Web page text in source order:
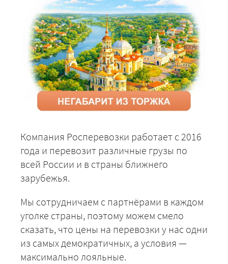
Компания Росперевозки работает с 2016
года и перевозит различные грузы по
всей России и в страны ближнего
зарубежья.
Мы сотрудничаем с партнёрами в каждом
уголке страны, поэтому можем смело
сказать, что цены на перевозки у нас одни
из самых демократичных, а условия —
максимально лояльные.